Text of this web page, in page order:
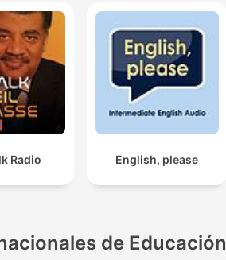
Radio English, please
de Educación